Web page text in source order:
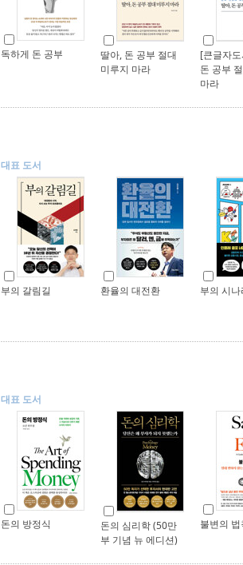
독하게 돈 공부
딸아, 돈 공부 절대
미루지 마라
[큰글자
돈 공부
마라
대표 도서
부의 갈림길 환율의 대전환 부의 시
대표 도서
돈의 방정식
돈의 심리학 (50만
부 기념 뉴 에디션)
불변의 법